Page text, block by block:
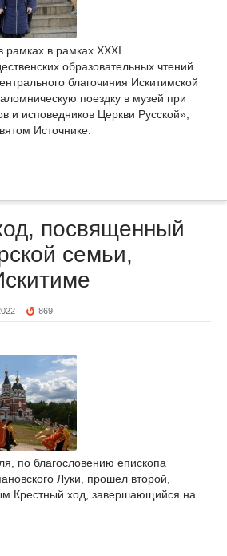
рамках в рамках XXXI
образовательных чтений
благочиния Искитимской
поездку в музей при
и исповедников Церкви Русской»,
Источнике.
посвященный
семьи,
869
по благословению епископа
Луки, прошел второй,
Крестный ход, завершающийся на